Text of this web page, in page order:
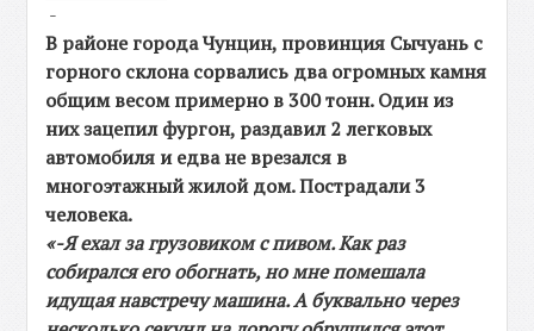
-
В районе города Чунцин, провинция Сычуань с
горного склона сорвались два огромных камня
общим весом примерно в 300 тонн. Один из
них зацепил фургон, раздавил 2 легковых
автомобиля и едва не врезался в
многоэтажный жилой дом. Пострадали 3
человека.
«-Я ехал за грузовиком с пивом. Как раз
собирался его обогнать, но мне помешала
идущая навстречу машина. А буквально через